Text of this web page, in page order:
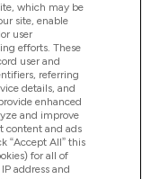
which may be
site, enable
user
efforts. These
user and
referring
details, and
enhanced
and improve
content and ads
“Accept All” this
for all of
address and